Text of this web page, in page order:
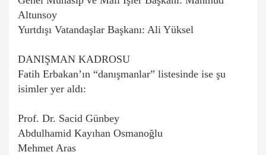
Altunsoy
Yurtdışı Vatandaşlar Başkanı: Ali Yüksel
DANIŞMAN KADROSU
Fatih Erbakan’ın “danışmanlar” listesinde ise şu
isimler yer aldı:
Prof. Dr. Sacid Günbey
Abdulhamid Kayıhan Osmanoğlu
Mehmet Aras